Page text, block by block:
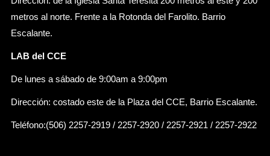
metros al norte. Frente a la Rotonda del Farolito. Barrio
Escalante.
LAB del CCE
De lunes a sábado de 9:00am a 9:00pm
Dirección: costado este de la Plaza del CCE, Barrio Escalante.
Teléfono:(506) 2257-2919 / 2257-2920 / 2257-2921 / 2257-2922